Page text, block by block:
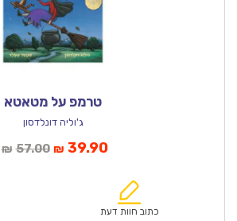
טרמפ על מטאטא
ג'וליה דונלדסון
₪ 57.00המחיר
₪57.00.
₪ 39.90המחיר
הוא:
כתוב חוות דעת